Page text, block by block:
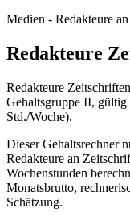
Medien - Redakteure
Redakteure
Redakteure
Gehaltsgruppe II,
Std./Woche).
Dieser Gehaltsrechner
Redakteure an
Wochenstunden
Monatsbrutto,
Schätzung.